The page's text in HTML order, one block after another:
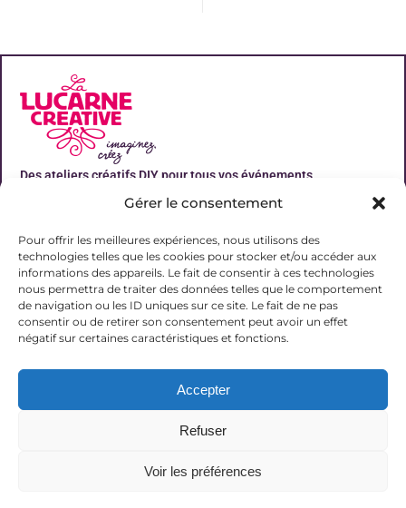
Gérer le consentement
Pour offrir les meilleures expériences, nous utilisons des
technologies telles que les cookies pour stocker et/ou accéder aux
informations des appareils. Le fait de consentir à ces technologies
nous permettra de traiter des données telles que le comportement
de navigation ou les ID uniques sur ce site. Le fait de ne pas
consentir ou de retirer son consentement peut avoir un effet
négatif sur certaines caractéristiques et fonctions.
Accepter
Refuser
Voir les préférences
Des ateliers créatifs DIY pour tous vos événements
Liens utiles
Contact
06 31 19 51 92
contact@lalucarnecreative.fr
77700 Magny le Hongre